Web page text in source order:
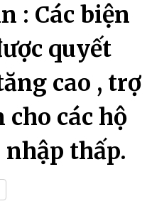
: Các biện
quyết
cao , trợ
cho các hộ
thấp.